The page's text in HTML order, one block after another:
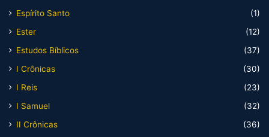
Espírito Santo
(1)
Ester
(12)
Estudos Bíblicos
(37)
I Crônicas
(30)
I Reis
(23)
I Samuel
(32)
II Crônicas
(36)